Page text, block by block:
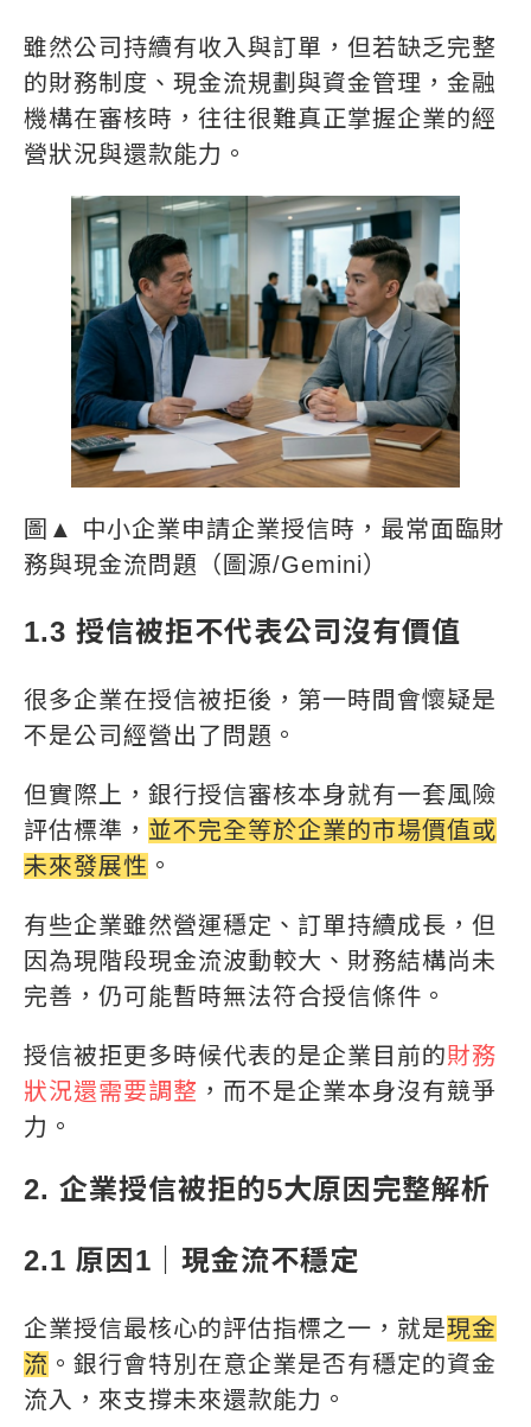
雖然公司持續有收入與訂單，但若缺乏完整
的財務制度、現金流規劃與資金管理，金融
機構在審核時，往往很難真正掌握企業的經
營狀況與還款能力。
圖▲ 中小企業申請企業授信時，最常面臨財
務與現金流問題（圖源/Gemini）
1.3 授信被拒不代表公司沒有價值
很多企業在授信被拒後，第一時間會懷疑是
不是公司經營出了問題。
但實際上，銀行授信審核本身就有一套風險
評估標準， 並不完全等於企業的市場價值或
未來發展性 。
有些企業雖然營運穩定、訂單持續成長，但
因為現階段現金流波動較大、財務結構尚未
完善，仍可能暫時無法符合授信條件。
授信被拒更多時候代表的是企業目前的財務
狀況還需要調整 ，而不是企業本身沒有競爭
力。
2. 企業授信被拒的5大原因完整解析
2.1 原因1｜現金流不穩定
企業授信最核心的評估指標之一，就是現金
流 。銀行會特別在意企業是否有穩定的資金
流入，來支撐未來還款能力。